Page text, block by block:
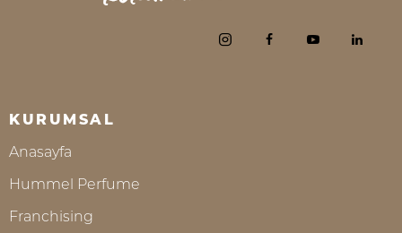
KURUMSAL
Anasayfa
Hummel Perfume
Franchising